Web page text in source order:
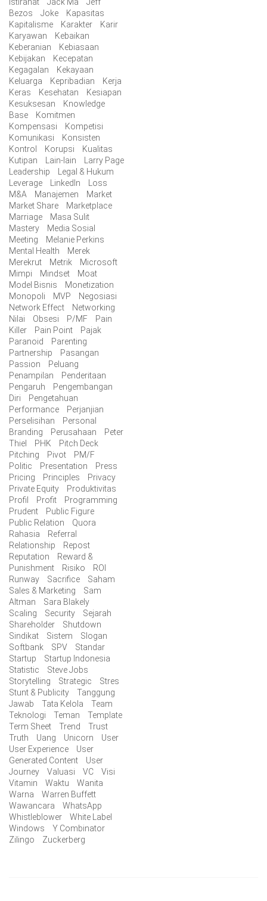
Bezos
Joke
Kapasitas
Kapitalisme
Karakter
Karir
Karyawan
Kebaikan
Keberanian
Kebiasaan
Kebijakan
Kecepatan
Kegagalan
Kekayaan
Keluarga
Kepribadian
Kerja
Keras
Kesehatan
Kesiapan
Kesuksesan
Knowledge
Base
Komitmen
Kompensasi
Kompetisi
Komunikasi
Konsisten
Kontrol
Korupsi
Kualitas
Kutipan
Lain-lain
Larry Page
Leadership
Legal & Hukum
Leverage
LinkedIn
Loss
M&A
Manajemen
Market
Market Share
Marketplace
Marriage
Masa Sulit
Mastery
Media Sosial
Meeting
Melanie Perkins
Mental Health
Merek
Merekrut
Metrik
Microsoft
Mimpi
Mindset
Moat
Model Bisnis
Monetization
Monopoli
MVP
Negosiasi
Network Effect
Networking
Nilai
Obsesi P/MF
Pain
Killer
Pain Point
Pajak
Paranoid
Parenting
Partnership
Pasangan
Passion
Peluang
Penampilan
Penderitaan
Pengaruh
Pengembangan
Diri
Pengetahuan
Performance
Perjanjian
Perselisihan
Personal
Branding
Perusahaan
Peter
Thiel
PHK
Pitch Deck
Pitching
Pivot
PM/F
Politic
Presentation
Press
Pricing
Principles
Privacy
Private Equity
Produktivitas
Profil
Profit
Programming
Prudent
Public Figure
Public Relation
Quora
Rahasia
Referral
Relationship
Repost
Reputation
Reward &
Punishment
Risiko
ROI
Runway
Sacrifice
Saham
Sales & Marketing
Sam
Altman
Sara Blakely
Scaling
Security
Sejarah
Shareholder
Shutdown
Sindikat
Sistem
Slogan
Softbank
SPV
Standar
Startup
Startup Indonesia
Statistic
Steve Jobs
Storytelling
Strategic
Stres
Stunt & Publicity
Tanggung
Jawab
Tata Kelola
Team
Teknologi
Teman
Template
Term Sheet
Trend
Trust
Truth
Uang Unicorn
User
User Experience
User
Generated Content
User
Journey
Valuasi VC
Visi
Vitamin
Waktu
Wanita
Warna
Warren Buffett
Wawancara
WhatsApp
Whistleblower
White Label
Windows
Y Combinator
Zilingo
Zuckerberg